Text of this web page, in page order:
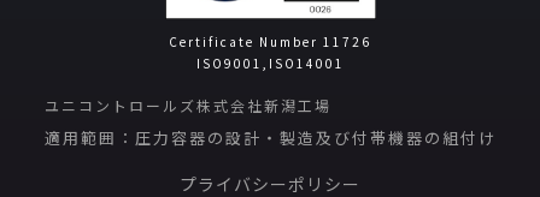
Certificate Number 11726
ISO9001,ISO14001
ユニコントロールズ株式会社新潟工場
適用範囲：圧力容器の設計・製造及び付帯機器の組付け
プライバシーポリシー